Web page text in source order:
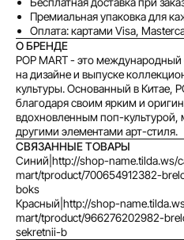
Премиальная упаковка для
Оплата: картами Visa,
О БРЕНДЕ
POP MART - это
на дизайне и выпуске
культуры. Основанный в Китае,
благодаря своим ярким и
вдохновленным поп-
другими элементами арт-стиля.
СВЯЗАННЫЕ ТОВАРЫ
Синий|http://shop-name.tilda.ws/
mart/tproduct/700654912382-
boks
Красный|http://shop-
mart/tproduct/966276202982-
sekretnii-b